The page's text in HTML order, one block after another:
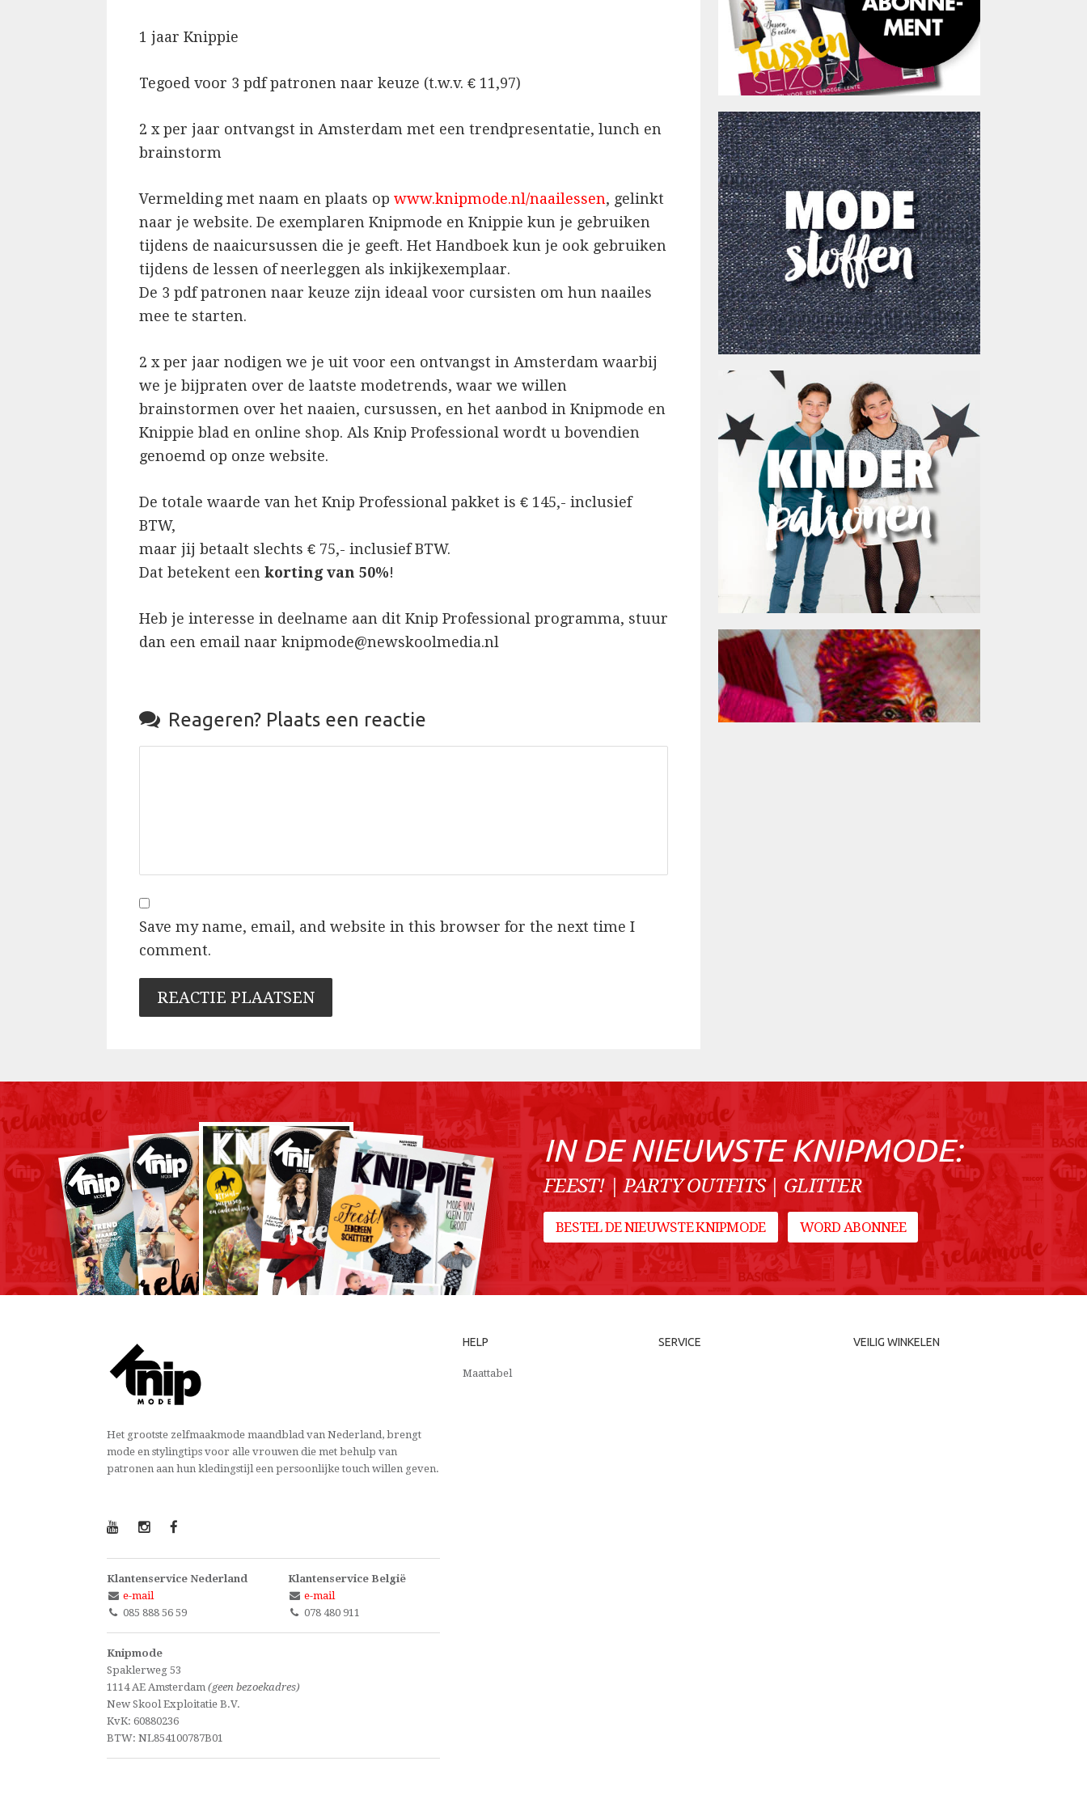
1 jaar Knippie
Tegoed voor 3 pdf patronen naar keuze (t.w.v. € 11,97)
2 x per jaar ontvangst in Amsterdam met een trendpresentatie, lunch en
brainstorm
Vermelding met naam en plaats op www.knipmode.nl/naailessen, gelinkt
naar je website. De exemplaren Knipmode en Knippie kun je gebruiken
tijdens de naaicursussen die je geeft. Het Handboek kun je ook gebruiken
tijdens de lessen of neerleggen als inkijkexemplaar.
De 3 pdf patronen naar keuze zijn ideaal voor cursisten om hun naailes
mee te starten.
2 x per jaar nodigen we je uit voor een ontvangst in Amsterdam waarbij
we je bijpraten over de laatste modetrends, waar we willen
brainstormen over het naaien, cursussen, en het aanbod in Knipmode en
Knippie blad en online shop. Als Knip Professional wordt u bovendien
genoemd op onze website.
De totale waarde van het Knip Professional pakket is € 145,- inclusief
BTW,
maar jij betaalt slechts € 75,- inclusief BTW.
Dat betekent een korting van 50%!
Heb je interesse in deelname aan dit Knip Professional programma, stuur
dan een email naar knipmode@newskoolmedia.nl
 Reageren? Plaats een reactie
Save my name, email, and website in this browser for the next time I
comment.
IN DE NIEUWSTE KNIPMODE:
FEEST! | PARTY OUTFITS | GLITTER
BESTEL DE NIEUWSTE KNIPMODE WORD ABONNEE
Het grootste zelfmaakmode maandblad van Nederland, brengt
mode en stylingtips voor alle vrouwen die met behulp van
patronen aan hun kledingstijl een persoonlijke touch willen geven.
Klantenservice Nederland
e-mail
085 888 56 59
Klantenservice België
e-mail
078 480 911
Knipmode
Spaklerweg 53
1114 AE Amsterdam (geen bezoekadres)
New Skool Exploitatie B.V.
KvK: 60880236
BTW: NL854100787B01
HELP
Maattabel
SERVICE VEILIG WINKELEN